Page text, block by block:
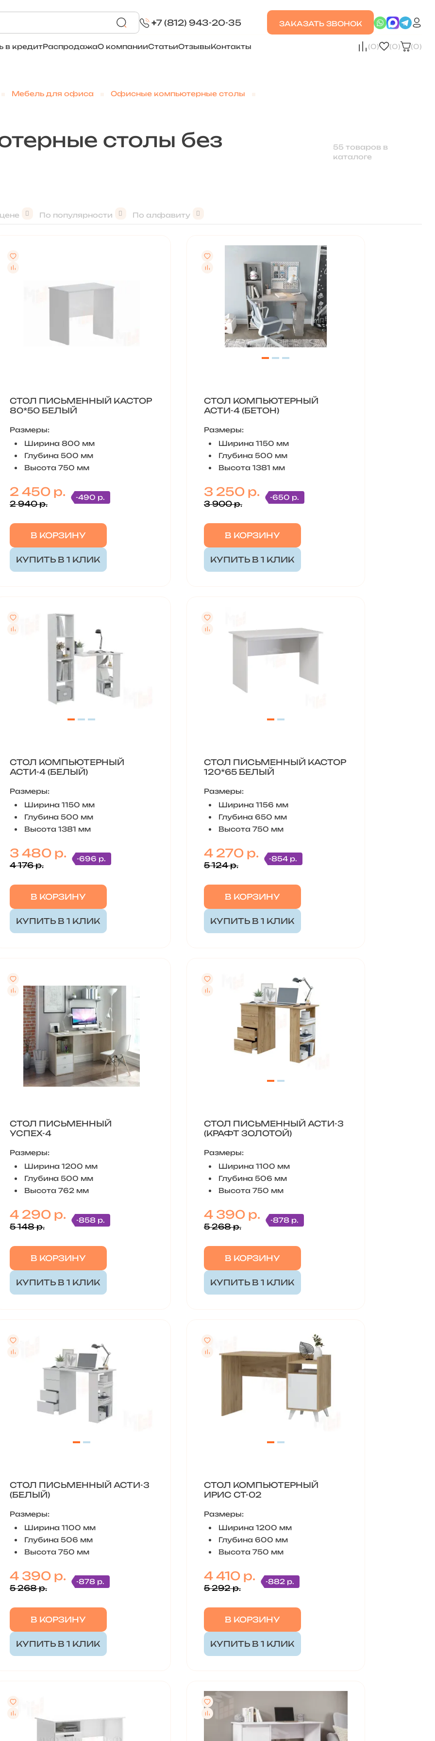
+7 (812) 943-20-35 ЗАКАЗАТЬ ЗВОНОК
в кредитРаспродажаО компанииСтатьиОтзывыКонтакты (0) (0) (0)
Мебель для офиса
Офисные компьютерные столы
столы без
55 товаров в
каталоге
По популярности По алфавиту
СТОЛ ПИСЬМЕННЫЙ КАСТОР
80*50 БЕЛЫЙ
Размеры:
Ширина 800 мм
Глубина 500 мм
Высота 750 мм
2 450 р.
2 940 р.
-490 р.
В КОРЗИНУ
КУПИТЬ В 1 КЛИК
СТОЛ КОМПЬЮТЕРНЫЙ
АСТИ-4 (БЕТОН)
Размеры:
Ширина 1150 мм
Глубина 500 мм
Высота 1381 мм
3 250 р.
3 900 р.
-650 р.
В КОРЗИНУ
КУПИТЬ В 1 КЛИК
СТОЛ КОМПЬЮТЕРНЫЙ
АСТИ-4 (БЕЛЫЙ)
Размеры:
Ширина 1150 мм
Глубина 500 мм
Высота 1381 мм
3 480 р.
4 176 р.
-696 р.
В КОРЗИНУ
КУПИТЬ В 1 КЛИК
СТОЛ ПИСЬМЕННЫЙ КАСТОР
120*65 БЕЛЫЙ
Размеры:
Ширина 1156 мм
Глубина 650 мм
Высота 750 мм
4 270 р.
5 124 р.
-854 р.
В КОРЗИНУ
КУПИТЬ В 1 КЛИК
СТОЛ ПИСЬМЕННЫЙ
УСПЕХ-4
Размеры:
Ширина 1200 мм
Глубина 500 мм
Высота 762 мм
4 290 р.
5 148 р.
-858 р.
В КОРЗИНУ
КУПИТЬ В 1 КЛИК
СТОЛ ПИСЬМЕННЫЙ АСТИ-3
(КРАФТ ЗОЛОТОЙ)
Размеры:
Ширина 1100 мм
Глубина 506 мм
Высота 750 мм
4 390 р.
5 268 р.
-878 р.
В КОРЗИНУ
КУПИТЬ В 1 КЛИК
СТОЛ ПИСЬМЕННЫЙ АСТИ-3
(БЕЛЫЙ)
Размеры:
Ширина 1100 мм
Глубина 506 мм
Высота 750 мм
4 390 р.
5 268 р.
-878 р.
В КОРЗИНУ
КУПИТЬ В 1 КЛИК
СТОЛ КОМПЬЮТЕРНЫЙ
ИРИС СТ-02
Размеры:
Ширина 1200 мм
Глубина 600 мм
Высота 750 мм
4 410 р.
5 292 р.
-882 р.
В КОРЗИНУ
КУПИТЬ В 1 КЛИК